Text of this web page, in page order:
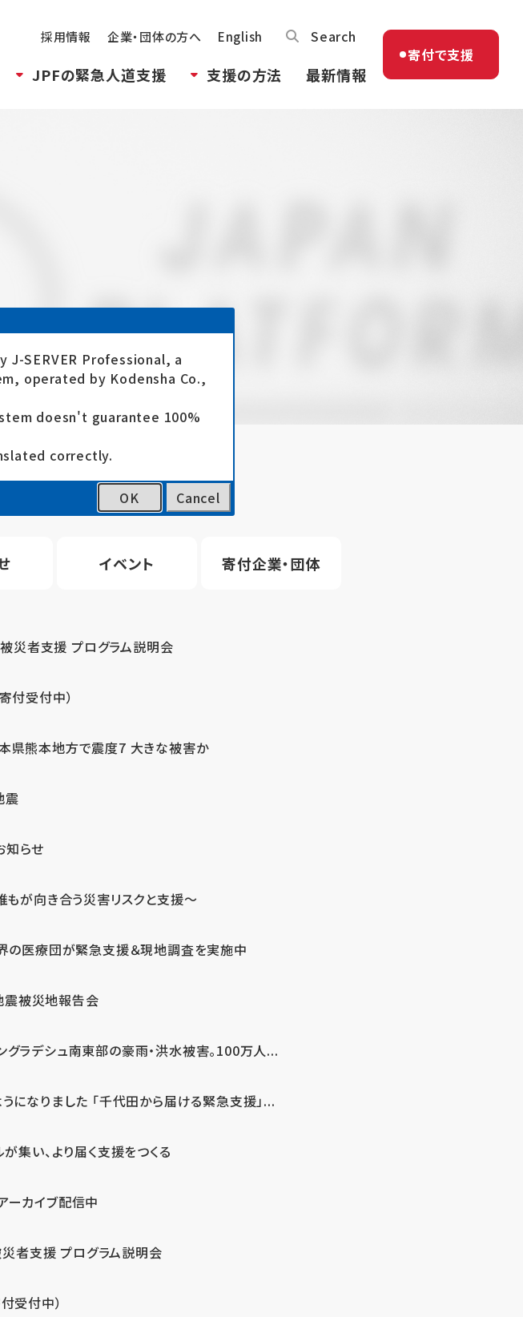
採用情報 企業・団体の方へ English Search
JPFの緊急人道支援 支援の方法 最新情報
寄付で支援
イベント 寄付企業・団体
災者支援 プログラム説明会
付受付中）
県熊本地方で震度7 大きな被害か
震
知らせ
もが向き合う災害リスクと支援～
の医療団が緊急支援＆現地調査を実施中
震被災地報告会
ラデシュ南東部の豪雨・洪水被害。100万人...
になりました 「千代田から届ける緊急支援」...
集い、より届く支援をつくる
カイブ配信中
災者支援 プログラム説明会
受付中）
SERVER Professional, a
operated by Kodensha Co.,
doesn't guarantee 100%
correctly.
OK Cancel